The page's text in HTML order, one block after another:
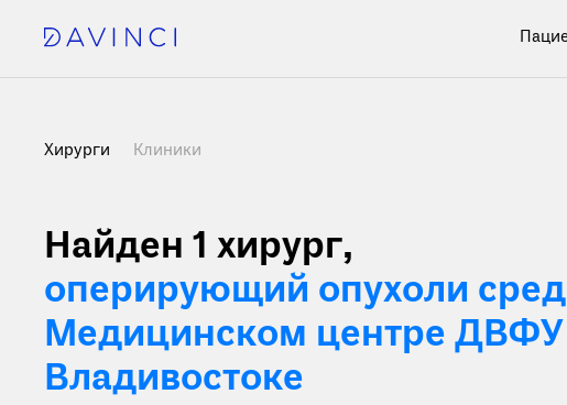
Хирурги Клиники
Найден 1 хирург,
оперирующий опухоли
Медицинском центре ДВФУ
Владивостоке